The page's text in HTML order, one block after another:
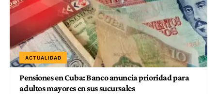
ACTUALIDAD
Pensiones en Cuba: Banco anuncia prioridad para
adultos mayores en sus sucursales